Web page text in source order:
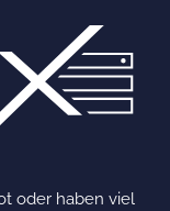
oder haben viel